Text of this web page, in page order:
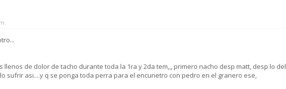
llenos de dolor de tacho durante toda la 1ra y 2da tem,,, primero nacho desp matt, desp lo del
sufrir asi....y q se ponga toda perra para el encunetro con pedro en el granero ese,